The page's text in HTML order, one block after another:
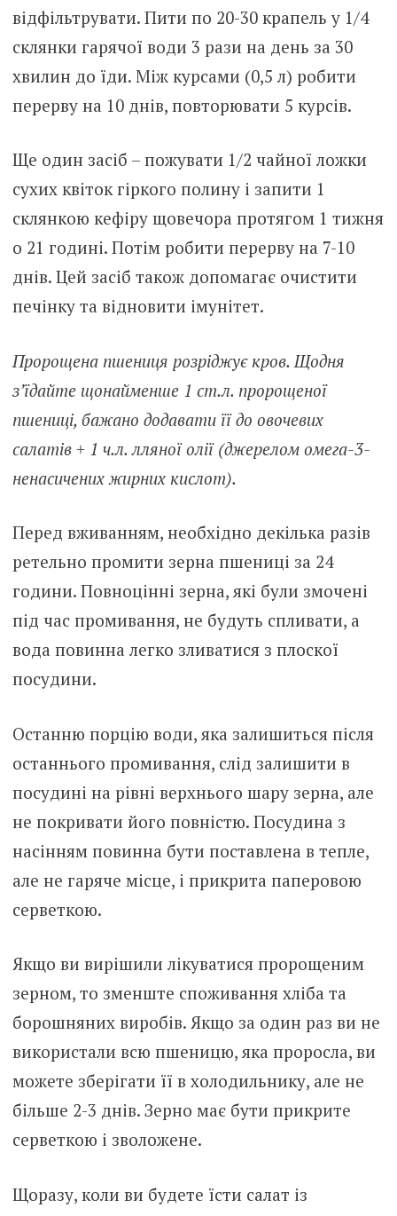
відфільтрувати. Пити по 20-30 крапель у 1/4
склянки гарячої води 3 рази на день за 30
хвилин до їди. Між курсами (0,5 л) робити
перерву на 10 днів, повторювати 5 курсів.
Ще один засіб – пожувати 1/2 чайної ложки
сухих квіток гіркого полину і запити 1
склянкою кефіру щовечора протягом 1 тижня
о 21 годині. Потім робити перерву на 7-10
днів. Цей засіб також допомагає очистити
печінку та відновити імунітет.
Пророщена пшениця розріджує кров. Щодня
з’їдайте щонайменше 1 ст.л. пророщеної
пшениці, бажано додавати її до овочевих
салатів + ​​1 ч.л. лляної олії (джерелом омега-3-
ненасичених жирних кислот).
Перед вживанням, необхідно декілька разів
ретельно промити зерна пшениці за 24
години. Повноцінні зерна, які були змочені
під час промивання, не будуть спливати, а
вода повинна легко зливатися з плоскої
посудини.
Останню порцію води, яка залишиться після
останнього промивання, слід залишити в
посудині на рівні верхнього шару зерна, але
не покривати його повністю. Посудина з
насінням повинна бути поставлена в тепле,
але не гаряче місце, і прикрита паперовою
серветкою.
Якщо ви вирішили лікуватися пророщеним
зерном, то зменште споживання хліба та
борошняних виробів. Якщо за один раз ви не
використали всю пшеницю, яка проросла, ви
можете зберігати її в холодильнику, але не
більше 2-3 днів. Зерно має бути прикрите
серветкою і зволожене.
Щоразу, коли ви будете їсти салат із